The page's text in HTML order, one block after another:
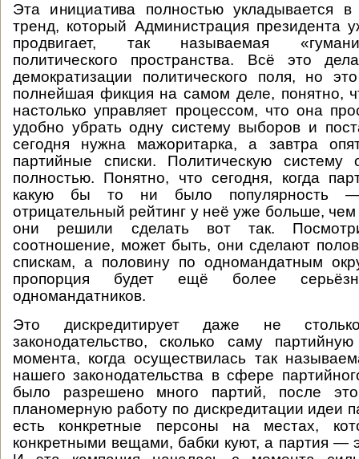
Эта инициатива полностью укладывается в
тренд, который Администрация президента
продвигает, так называемая
политического пространства. Всё это
демократизации политического поля, но
полнейшая фикция на самом деле, понятно,
настолько управляет процессом, что она
удобно убрать одну систему выборов и
сегодня нужна мажоритарка, а завтра
партийные списки. Политическую систему
полностью. Понятно, что сегодня, когда
какую бы то ни было популярность
отрицательный рейтинг у неё уже больше,
они решили сделать вот так.
соотношение, может быть, они сделают
спискам, а половину по одномандатным
пропорция будет ещё более
одномандатников.
Это дискредитирует даже не столько
законодательство, сколько саму
момента, когда осуществилась так
нашего законодательства в сфере
было разрешено много партий, после
планомерную работу по дискредитации идеи
есть конкретные персоны на местах,
конкретными вещами, бабки куют, а партия —